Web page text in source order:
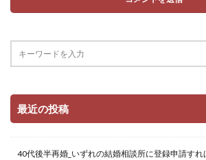
最近の投稿
40代後半再婚_いずれの結婚相談所に登録申請す